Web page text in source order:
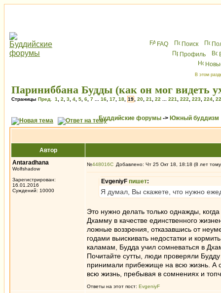
FAQ Поиск
Профиль
В этом
Париниббана Будды (как он мог видеть
Страницы Пред. 1 2 3 4 5 6 7 16 17 18 19 20 21 22 221 222 223 224
Буддийские форумы -> Южный буддизм
Автор
Antaradhana
Wolfshadow
Зарегистрирован:
16.01.2016
Суждений: 10000
№448016 Добавлено: Чт 25 Окт 18, 18:18 (8 лет
EvgeniyF пишет:
Я думал, Вы скажете, что нужно
Это нужно делать только однажды,
Дхамму в качестве единственного
ложные воззрения, отказавшись от
годами выискивать недостатки и
каламам, Будда учил сомневаться в
Почитайте сутты, люди проверяли
принимали прибежище на всю жизнь. А
всю жизнь, пребывая в сомнениях и
Ответы на этот пост: EvgeniyF